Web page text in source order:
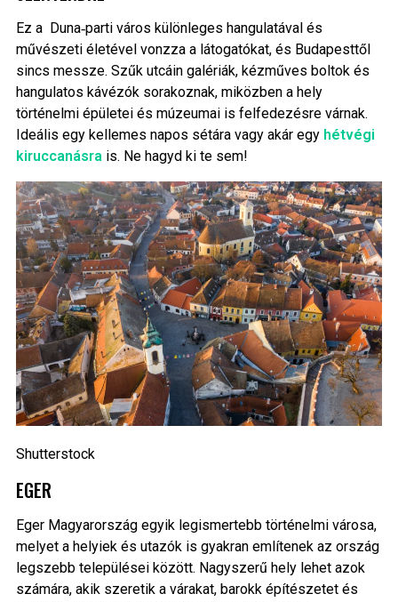
Ez a Duna‑parti város különleges hangulatával és
művészeti életével vonzza a látogatókat, és Budapesttől
sincs messze. Szűk utcáin galériák, kézműves boltok és
hangulatos kávézók sorakoznak, miközben a hely
történelmi épületei és múzeumai is felfedezésre várnak.
Ideális egy kellemes napos sétára vagy akár egy hétvégi
kiruccanásra is. Ne hagyd ki te sem!
Shutterstock
EGER
Eger Magyarország egyik legismertebb történelmi városa,
melyet a helyiek és utazók is gyakran említenek az ország
legszebb települései között. Nagyszerű hely lehet azok
számára, akik szeretik a várakat, barokk építészetet és